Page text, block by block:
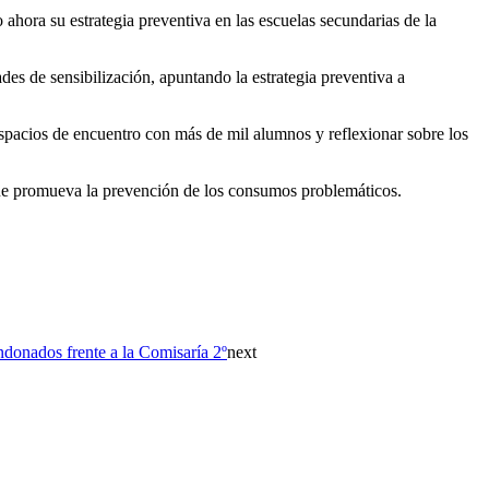
su estrategia preventiva en las escuelas secundarias de la
de sensibilización, apuntando la estrategia preventiva a
de encuentro con más de mil alumnos y reflexionar sobre los
promueva la prevención de los consumos problemáticos.
frente a la Comisaría 2ºnext